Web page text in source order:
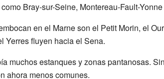
Bray-sur-Seine, Montereau-Fault-
en el Marne son el Petit Morin, el
Yerres fluyen hacia el Sena.
muchos estanques y zonas pantanosas.
ahora menos comunes.